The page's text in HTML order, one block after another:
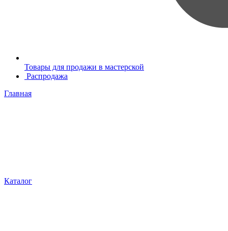
Товары для продажи в мастерской
Распродажа
Главная
Каталог